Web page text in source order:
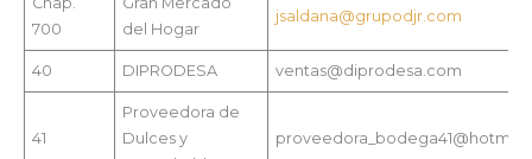
700
del Hogar
jsaldana@grupodjr.com
40 DIPRODESA ventas@diprodesa.com
41
Proveedora de
Dulces y